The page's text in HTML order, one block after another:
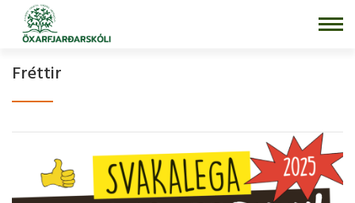
Fara
efni
Fréttir